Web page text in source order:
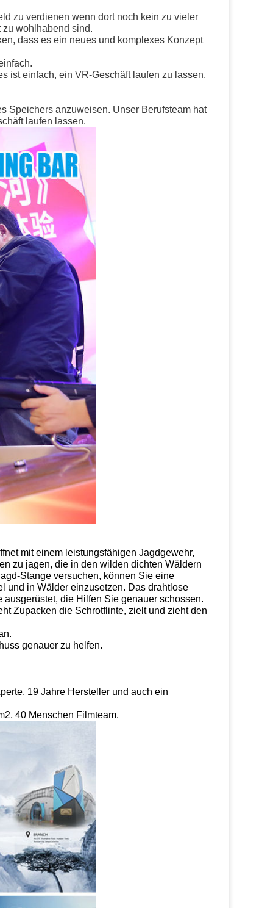
zu verdienen wenn dort noch kein zu vieler
wohlhabend sind.
dass es ein neues und komplexes Konzept
ist einfach, ein VR-Geschäft laufen zu lassen.
Speichers anzuweisen. Unser Berufsteam hat
laufen lassen.
mit einem leistungsfähigen Jagdgewehr,
zu jagen, die in den wilden dichten Wäldern
Stange versuchen, können Sie eine
und in Wälder einzusetzen. Das drahtlose
die Hilfen Sie genauer schossen.
Zupacken die Schrotflinte, zielt und zieht den
genauer zu helfen.
19 Jahre Hersteller und auch ein
40 Menschen Filmteam.